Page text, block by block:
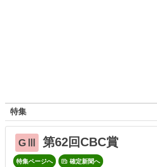
特集
GⅢ 第62回CBC賞
特集ページへ 確定新聞へ